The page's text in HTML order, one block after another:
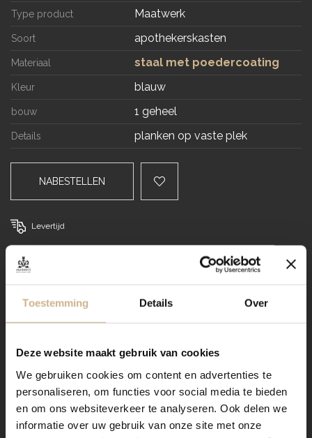
Toestemming Details Over
Deze website maakt gebruik van cookies
We gebruiken cookies om content en advertenties te
personaliseren, om functies voor social media te bieden
en om ons websiteverkeer te analyseren. Ook delen we
informatie over uw gebruik van onze site met onze
Type product Maatwerk
Soort apothekerskasten
Materiaal staal met poedercoating
Kleur blauw
bouw 1 geheel
Details planken op vaste plek
NABESTELLEN
Levertijd
VRAAG STELLEN / OFFERTE OP MAAT AANVRAGEN
Dit meubel aanpassen naar
jouw wensen? Zo werkt het:
Verzending